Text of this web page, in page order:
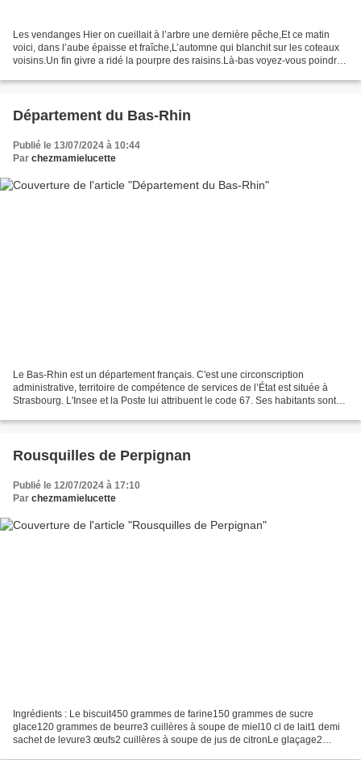
Les vendanges Hier on cueillait à l’arbre une dernière pêche,Et ce matin
voici, dans l’aube épaisse et fraîche,L’automne qui blanchit sur les coteaux
voisins.Un fin givre a ridé la pourpre des raisins.Là-bas voyez-vous poindre,
Département du Bas-Rhin
Publié le 13/07/2024 à 10:44
Par chezmamielucette
Le Bas-Rhin est un département français. C'est une circonscription
administrative, territoire de compétence de services de l’État est située à
Strasbourg. L'Insee et la Poste lui attribuent le code 67. Ses habitants sont
Rousquilles de Perpignan
Publié le 12/07/2024 à 17:10
Par chezmamielucette
Ingrédients : Le biscuit450 grammes de farine150 grammes de sucre
glace120 grammes de beurre3 cuillères à soupe de miel10 cl de lait1 demi
sachet de levure3 œufs2 cuillères à soupe de jus de citronLe glaçage2